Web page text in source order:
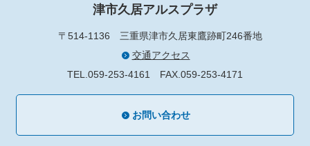
津市久居アルスプラザ
〒514-1136 三重県津市久居東鷹跡町246番地
交通アクセス
TEL.059-253-4161 FAX.059-253-4171
お問い合わせ